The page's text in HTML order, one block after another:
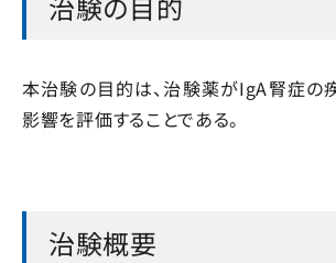
本治験の目的は、治験薬がIgA腎症の
影響を評価することである。
治験概要